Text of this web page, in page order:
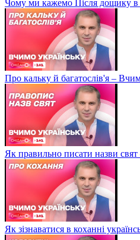
Чому ми кажемо Після дощику в
Про кальку й багатослів'я –
Як правильно писати назви
Як зізнаватися в коханні